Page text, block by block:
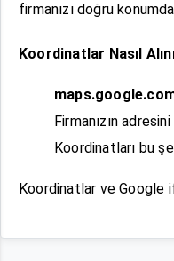
firmanızı doğru
Koordinatlar Nasıl
Firmanızın
Koordinatları bu
Koordinatlar ve Google